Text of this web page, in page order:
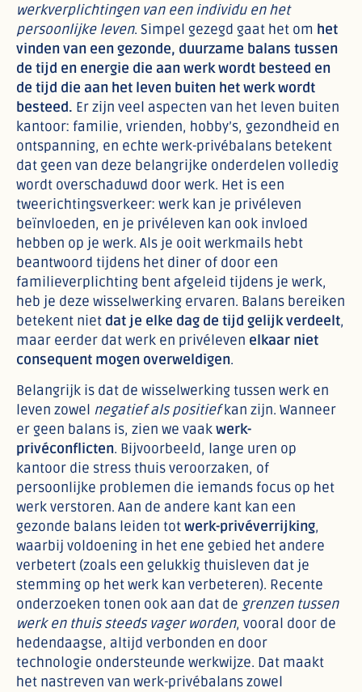
werkverplichtingen van een individu en het
persoonlijke leven. Simpel gezegd gaat het om het
vinden van een gezonde, duurzame balans tussen
de tijd en energie die aan werk wordt besteed en
de tijd die aan het leven buiten het werk wordt
besteed. Er zijn veel aspecten van het leven buiten
kantoor: familie, vrienden, hobby’s, gezondheid en
ontspanning, en echte werk-privébalans betekent
dat geen van deze belangrijke onderdelen volledig
wordt overschaduwd door werk. Het is een
tweerichtingsverkeer: werk kan je privéleven
beïnvloeden, en je privéleven kan ook invloed
hebben op je werk. Als je ooit werkmails hebt
beantwoord tijdens het diner of door een
familieverplichting bent afgeleid tijdens je werk,
heb je deze wisselwerking ervaren. Balans bereiken
betekent niet dat je elke dag de tijd gelijk verdeelt,
maar eerder dat werk en privéleven elkaar niet
consequent mogen overweldigen.
Belangrijk is dat de wisselwerking tussen werk en
leven zowel negatief als positiefkan zijn. Wanneer
er geen balans is, zien we vaakwerk-
privéconflicten. Bijvoorbeeld, lange uren op
kantoor die stress thuis veroorzaken, of
persoonlijke problemen die iemands focus op het
werk verstoren. Aan de andere kant kan een
gezonde balans leiden totwerk-privéverrijking,
waarbij voldoening in het ene gebied het andere
verbetert (zoals een gelukkig thuisleven dat je
stemming op het werk kan verbeteren). Recente
onderzoeken tonen ook aan dat de grenzen tussen
werk en thuis steeds vager worden, vooral door de
hedendaagse, altijd verbonden en door
technologie ondersteunde werkwijze. Dat maakt
het nastreven van werk-privébalans zowel